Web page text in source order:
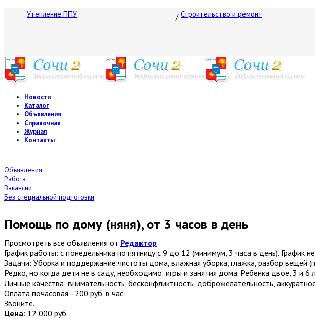
Утепление ППУ Строительство и ремонт
Новости
Каталог
Объявления
Справочная
Журнал
Контакты
Объявления
Работа
Вакансии
Без специальной подготовки
Помощь по дому (няня), от 3 часов в день
Просмотреть все объявления от Редактор
График работы: с понедельника по пятницу с 9 до 12 (минимум, 3 часа в день). График
Задачи: Уборка и поддержание чистоты дома, влажная уборка, глажка, разбор вещей
Редко, но когда дети не в саду, необходимо: игры и занятия дома. Ребенка двое, 3 и 6
Личные качества: внимательность, бесконфликтность, доброжелательность,
Оплата почасовая - 200 руб. в час
Звоните.
Цена: 12 000 руб.